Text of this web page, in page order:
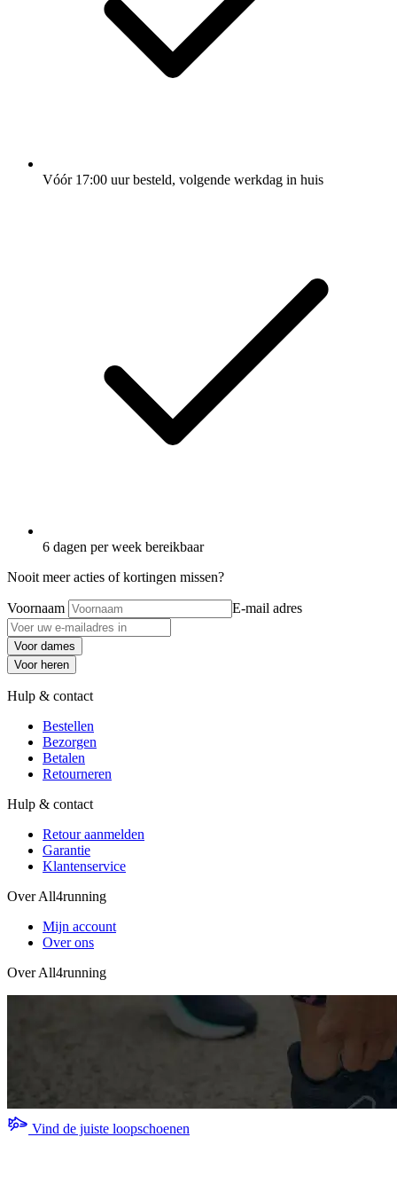
Vóór 17:00 uur besteld, volgende werkdag in huis
6 dagen per week bereikbaar
Nooit meer acties of kortingen missen?
Voornaam E-mail adres
Voor dames
Voor heren
Hulp & contact
Bestellen
Bezorgen
Betalen
Retourneren
Hulp & contact
Retour aanmelden
Garantie
Klantenservice
Over All4running
Mijn account
Over ons
Over All4running
Vind de juiste loopschoenen